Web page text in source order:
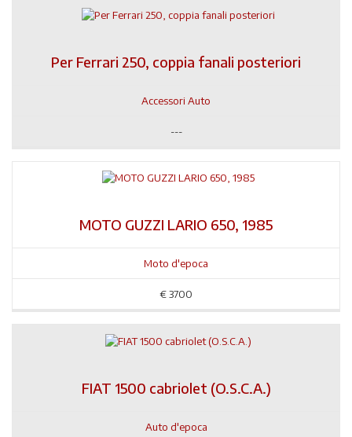
Per Ferrari 250, coppia fanali posteriori
Accessori Auto
---
MOTO GUZZI LARIO 650, 1985
Moto d'epoca
€3700
FIAT 1500 cabriolet (O.S.C.A.)
Auto d'epoca